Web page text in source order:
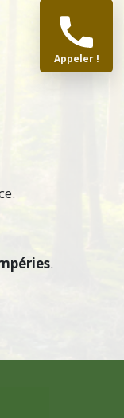
.
Appeler !